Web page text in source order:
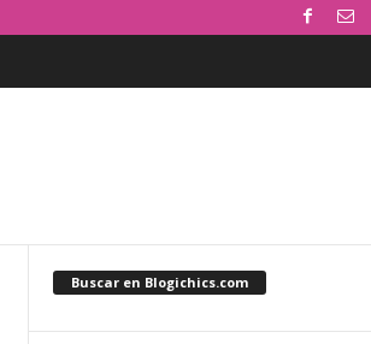
Buscar en Blogichics.com